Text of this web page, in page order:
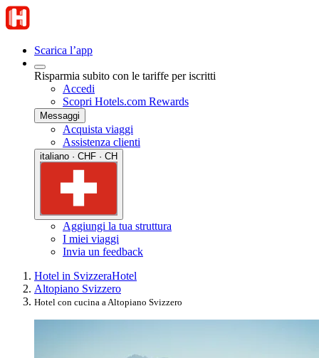
Scarica l’app
Risparmia subito con le tariffe per iscritti
Accedi
Scopri Hotels.com Rewards
Messaggi
Acquista viaggi
Assistenza clienti
italiano · CHF · CH
Aggiungi la tua struttura
I miei viaggi
Invia un feedback
Hotel in SvizzeraHotel
Altopiano Svizzero
Hotel con cucina a Altopiano Svizzero